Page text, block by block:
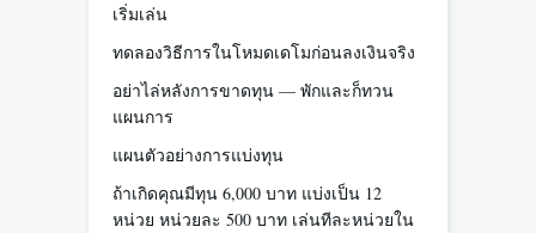
เริ่มเล่น
ทดลองวิธีการในโหมดเดโมก่อนลงเงินจริง
อย่าไล่หลังการขาดทุน — พักและก็ทวน
แผนการ
แผนตัวอย่างการแบ่งทุน
ถ้าเกิดคุณมีทุน 6,000 บาท แบ่งเป็น 12
หน่วย หน่วยละ 500 บาท เล่นทีละหน่วยใน